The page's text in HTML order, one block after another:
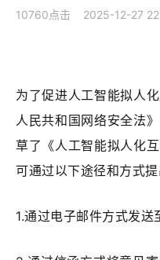
10760点击 2025-12-27
为了促进人工智能拟人
人民共和国网络安全法
草了《人工智能拟人化
可通过以下途径和方式提
1.通过电子邮件方式发